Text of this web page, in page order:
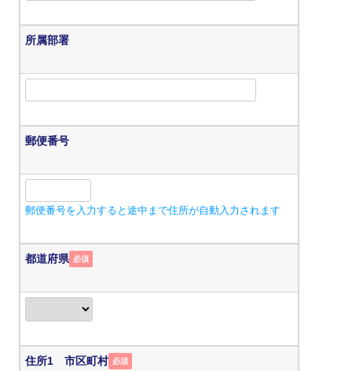
所属部署
郵便番号
郵便番号を入力すると途中まで住所が自動入力されます
都道府県 必須
住所1 市区町村 必須